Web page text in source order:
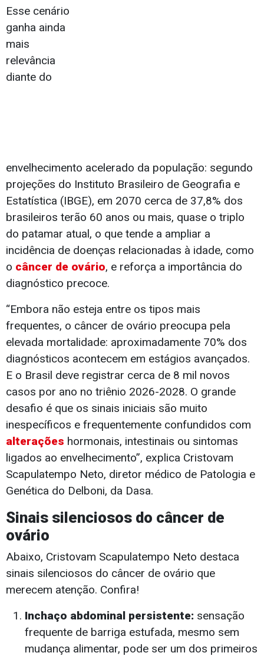
Esse cenário
ganha ainda
mais
relevância
diante do
envelhecimento acelerado da população: segundo
projeções do Instituto Brasileiro de Geografia e
Estatística (IBGE), em 2070 cerca de 37,8% dos
brasileiros terão 60 anos ou mais, quase o triplo
do patamar atual, o que tende a ampliar a
incidência de doenças relacionadas à idade, como
o câncer de ovário, e reforça a importância do
diagnóstico precoce.
“Embora não esteja entre os tipos mais
frequentes, o câncer de ovário preocupa pela
elevada mortalidade: aproximadamente 70% dos
diagnósticos acontecem em estágios avançados.
E o Brasil deve registrar cerca de 8 mil novos
casos por ano no triênio 2026-2028. O grande
desafio é que os sinais iniciais são muito
inespecíficos e frequentemente confundidos com
alterações hormonais, intestinais ou sintomas
ligados ao envelhecimento”, explica Cristovam
Scapulatempo Neto, diretor médico de Patologia e
Genética do Delboni, da Dasa.
Sinais silenciosos do câncer de
ovário
Abaixo, Cristovam Scapulatempo Neto destaca
sinais silenciosos do câncer de ovário que
merecem atenção. Confira!
Inchaço abdominal persistente: sensação
frequente de barriga estufada, mesmo sem
mudança alimentar, pode ser um dos primeiros